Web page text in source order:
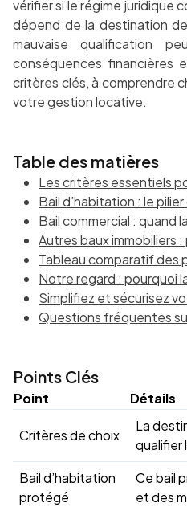
vérifier si le régime juridique
dépend de la destination
mauvaise qualification
conséquences financières
critères clés, à comprendre
votre gestion locative.
Table des matières
Les critères essentiels
Bail d’habitation : le
Bail commercial : quand
Autres baux immobiliers
Tableau comparatif des
Notre regard : pourquoi
Simplifiez et sécurisez
Questions fréquentes
Points Clés
Point Détails
Critères de choix
La
qualifier
Bail d’habitation
protégé
Ce bail
et des